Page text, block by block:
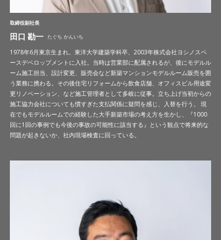
取締役副社長
田口 勘一 たぐち かんいち
1978年6月東京生まれ。東洋大学建築学科卒、2003年株式会社ヨシノスペ
ースデベロップメントに入社。当時は営業部に配属されるが、後にモデルル
ーム施工担当、設計変更、販売会など新築マンションモデルルーム販売を囲
う業務に携わる。その後住宅リフォームから飲食店舗、オフィスビル用途変
更リノベーション、など施工管理者として多岐に従事。立ち上げ当初からの
施工協力会社についても慣すぎた支払関係に疑問を感じ、入替を行う。 現
在でもモデルルームでの経験した大手新築市場の考え方を生かし、『1000
回に1回の事例でも今後の事故の可能性に該当する』という観点で将来的な
問題が起きないか、社内現場検査に回っている。